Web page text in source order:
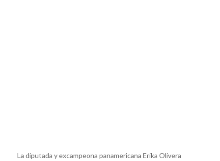
La diputada y excampeona panamericana Erika Olivera